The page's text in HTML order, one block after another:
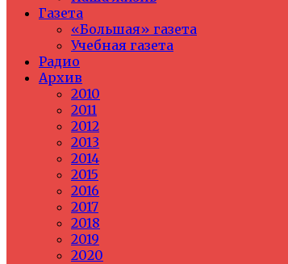
Газета
«Большая» газета
Учебная газета
Радио
Архив
2010
2011
2012
2013
2014
2015
2016
2017
2018
2019
2020